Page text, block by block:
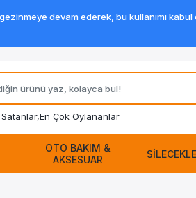
En Çok Oylananlar
OTO BAKIM &
AKSESUAR
devam ederek, bu kullanımı kabul